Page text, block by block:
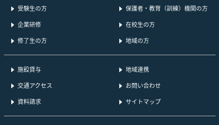
受験生の方
保護者・教育（訓練）機関の方
企業研修
在校生の方
修了生の方
地域の方
施設貸与
地域連携
交通アクセス
お問い合わせ
資料請求
サイトマップ